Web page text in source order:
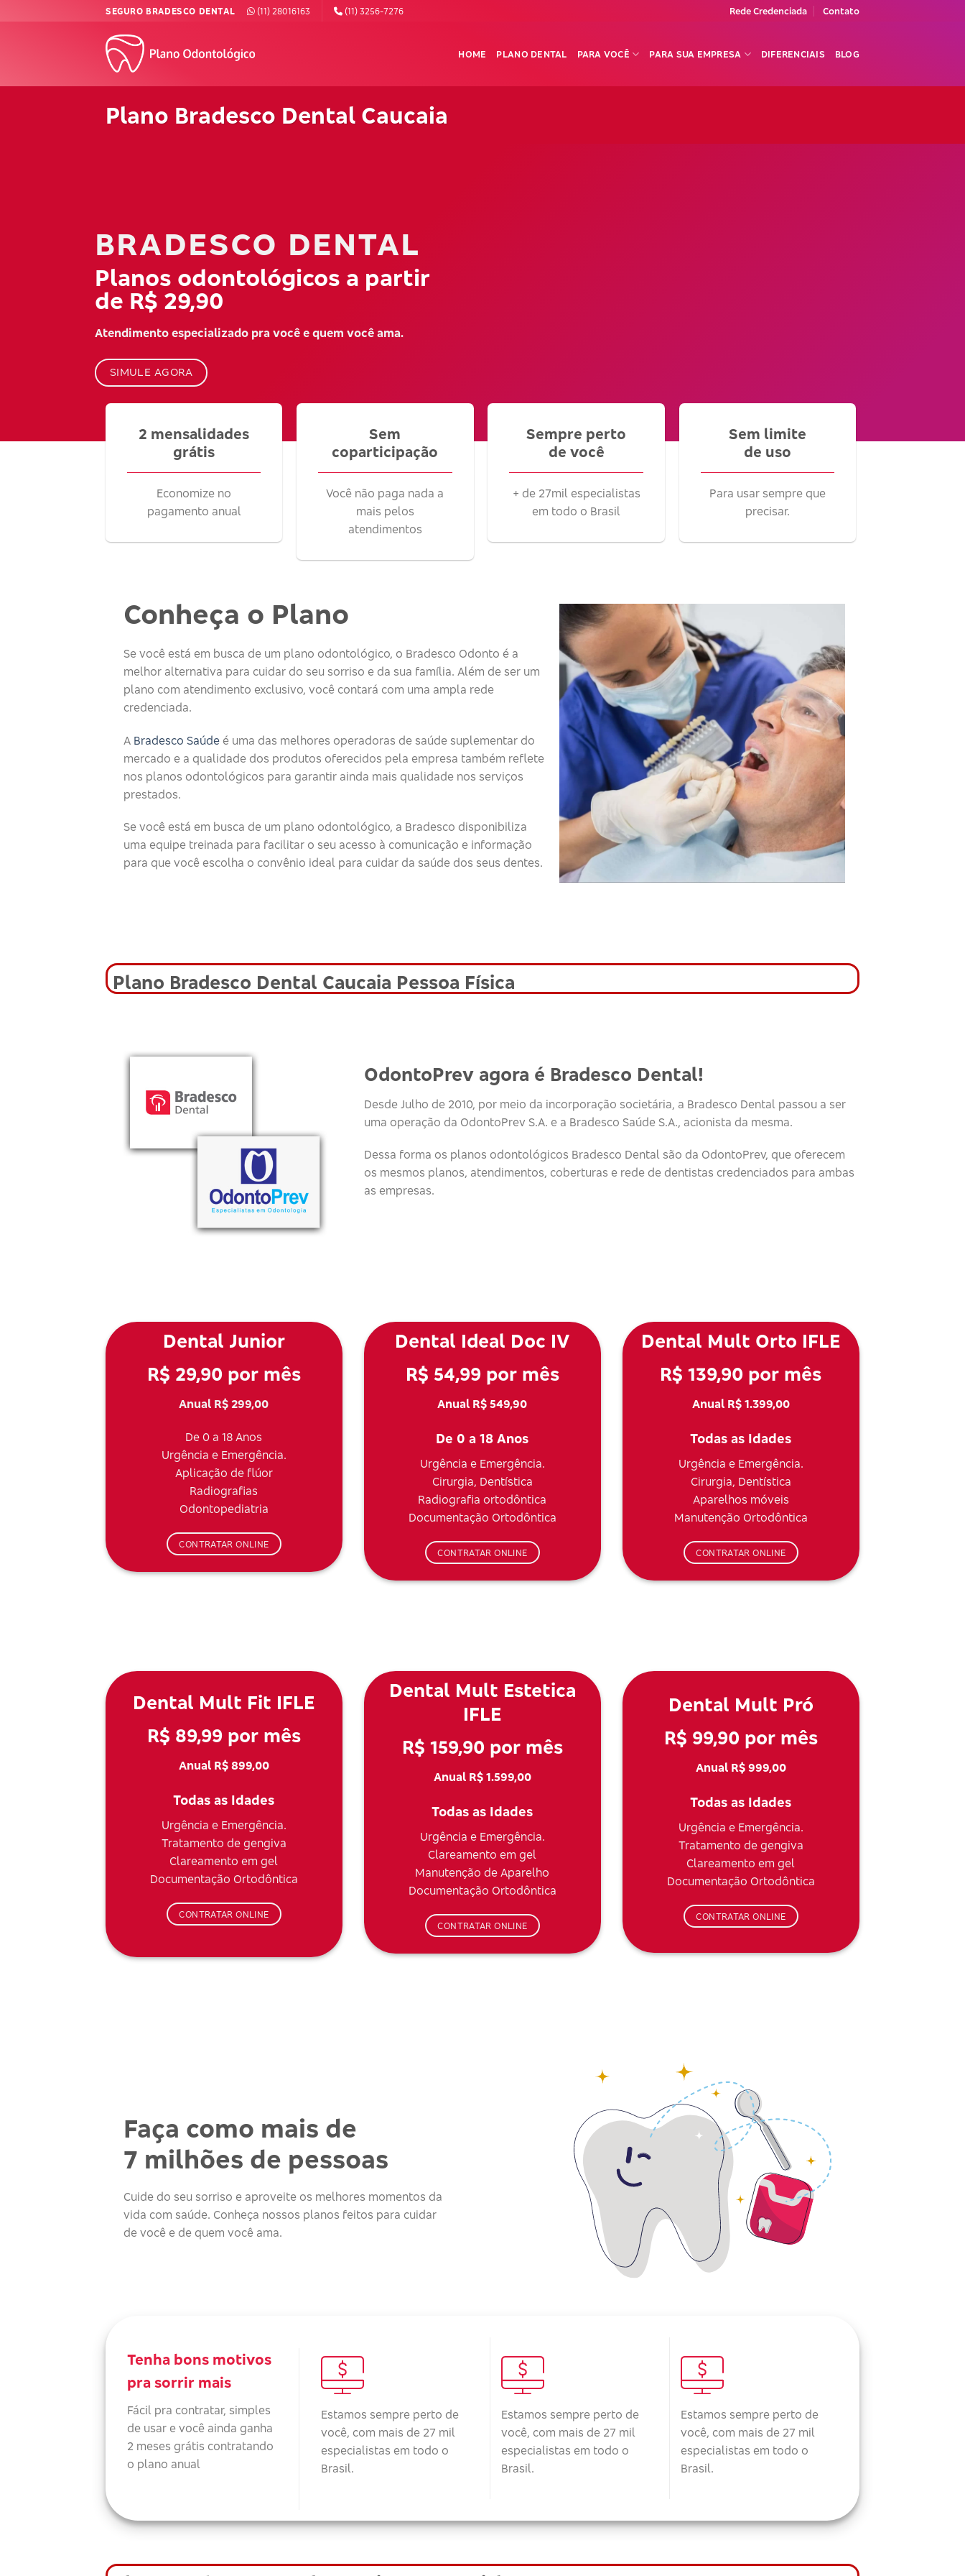
SEGURO BRADESCO DENTAL (11) 28016163 (11) 3256-7276 Rede Credenciada Contato
HOME PLANO DENTAL PARA VOCÊ PARA SUA EMPRESA DIFERENCIAIS BLOG
Plano Bradesco Dental Caucaia
BRADESCO DENTAL
Planos odontológicos a partir
de R$ 29,90
Atendimento especializado pra você e quem você ama.
SIMULE AGORA
2 mensalidades
grátis
Economize no
pagamento anual
Sem
coparticipação
Você não paga nada a
mais pelos
atendimentos
Sempre perto
de você
+ de 27mil especialistas
em todo o Brasil
Sem limite
de uso
Para usar sempre que
precisar.
Conheça o Plano
Se você está em busca de um plano odontológico, o Bradesco Odonto é a
melhor alternativa para cuidar do seu sorriso e da sua família. Além de ser um
plano com atendimento exclusivo, você contará com uma ampla rede
credenciada.
A Bradesco Saúde é uma das melhores operadoras de saúde suplementar do
mercado e a qualidade dos produtos oferecidos pela empresa também reflete
nos planos odontológicos para garantir ainda mais qualidade nos serviços
prestados.
Se você está em busca de um plano odontológico, a Bradesco disponibiliza
uma equipe treinada para facilitar o seu acesso à comunicação e informação
para que você escolha o convênio ideal para cuidar da saúde dos seus dentes.
Plano Bradesco Dental Caucaia Pessoa Física
OdontoPrev agora é Bradesco Dental!
Desde Julho de 2010, por meio da incorporação societária, a Bradesco Dental passou a ser
uma operação da OdontoPrev S.A. e a Bradesco Saúde S.A., acionista da mesma.
Dessa forma os planos odontológicos Bradesco Dental são da OdontoPrev, que oferecem
os mesmos planos, atendimentos, coberturas e rede de dentistas credenciados para ambas
as empresas.
Dental Junior
R$ 29,90 por mês
Anual R$ 299,00
De 0 a 18 Anos
Urgência e Emergência.
Aplicação de flúor
Radiografias
Odontopediatria
CONTRATAR ONLINE
Dental Ideal Doc IV
R$ 54,99 por mês
Anual R$ 549,90
De 0 a 18 Anos
Urgência e Emergência.
Cirurgia, Dentística
Radiografia ortodôntica
Documentação Ortodôntica
CONTRATAR ONLINE
Dental Mult Orto IFLE
R$ 139,90 por mês
Anual R$ 1.399,00
Todas as Idades
Urgência e Emergência.
Cirurgia, Dentística
Aparelhos móveis
Manutenção Ortodôntica
CONTRATAR ONLINE
Dental Mult Fit IFLE
R$ 89,99 por mês
Anual R$ 899,00
Todas as Idades
Urgência e Emergência.
Tratamento de gengiva
Clareamento em gel
Documentação Ortodôntica
CONTRATAR ONLINE
Dental Mult Estetica
IFLE
R$ 159,90 por mês
Anual R$ 1.599,00
Todas as Idades
Urgência e Emergência.
Clareamento em gel
Manutenção de Aparelho
Documentação Ortodôntica
CONTRATAR ONLINE
Dental Mult Pró
R$ 99,90 por mês
Anual R$ 999,00
Todas as Idades
Urgência e Emergência.
Tratamento de gengiva
Clareamento em gel
Documentação Ortodôntica
CONTRATAR ONLINE
Faça como mais de
7 milhões de pessoas
Cuide do seu sorriso e aproveite os melhores momentos da
vida com saúde. Conheça nossos planos feitos para cuidar
de você e de quem você ama.
Tenha bons motivos
pra sorrir mais
Fácil pra contratar, simples
de usar e você ainda ganha
2 meses grátis contratando
o plano anual
Estamos sempre perto de
você, com mais de 27 mil
especialistas em todo o
Brasil.
Estamos sempre perto de
você, com mais de 27 mil
especialistas em todo o
Brasil.
Estamos sempre perto de
você, com mais de 27 mil
especialistas em todo o
Brasil.